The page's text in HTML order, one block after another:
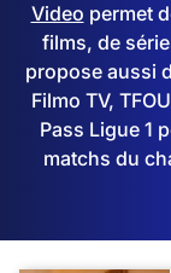
Video permet
films, de
propose aussi
Filmo TV,
Pass Ligue 1
matchs du